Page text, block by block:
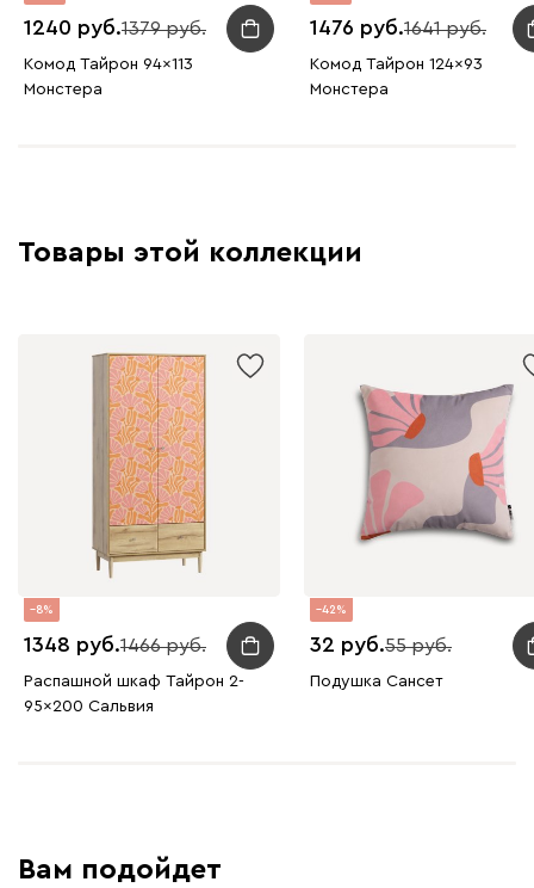
1240 1379
Комод Тайрон 94x113
Монстера ​
1476 1641
Комод Тайрон 124x93
Монстера ​
Товары этой коллекции
8
1348 1466
Распашной шкаф Тайрон 2-
95x200 Сальвия
42
32 55
Подушка Сансет
Вам подойдет